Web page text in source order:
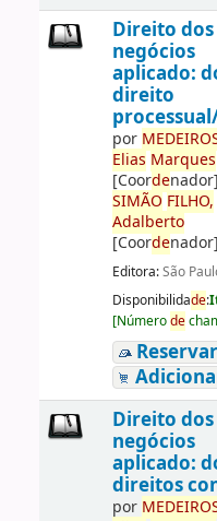
Direito dos
negócios
aplicado:
direito
por MEDE
Elias Marques
[Coordenador]
SIMÃO FILHO,
Adalberto
[Coordenador]
Editora:São
Disponibilidade:
[Númerode
Reservar
Direito dos
negócios
aplicado:
direitos
por MEDE